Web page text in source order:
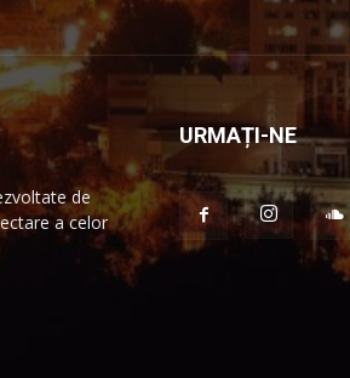
de
a celor
URMAȚI-NE